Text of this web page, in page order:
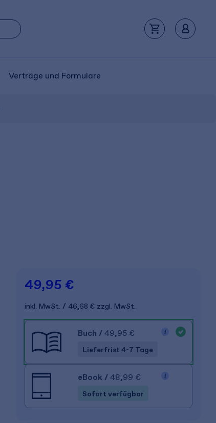
Verträge und Formulare
49,95 €
inkl. MwSt. 46,68 € zzgl. MwSt.
Buch / 49,95 €
Lieferfrist 4-7 Tage
eBook / 48,99 €
Sofort verfügbar